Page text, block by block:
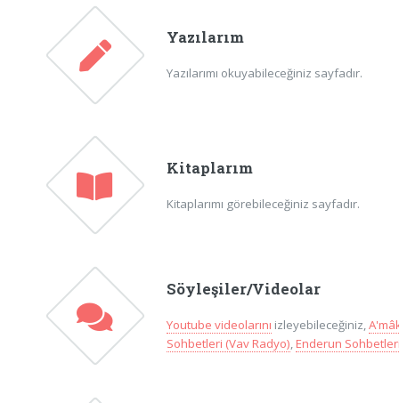
Yazılarım
Yazılarımı okuyabileceğiniz sayfadır.
Kitaplarım
Kitaplarımı görebileceğiniz sayfadır.
Söyleşiler/Videolar
Youtube videolarını izleyebileceğiniz,
Sohbetleri (Vav Radyo),Enderun